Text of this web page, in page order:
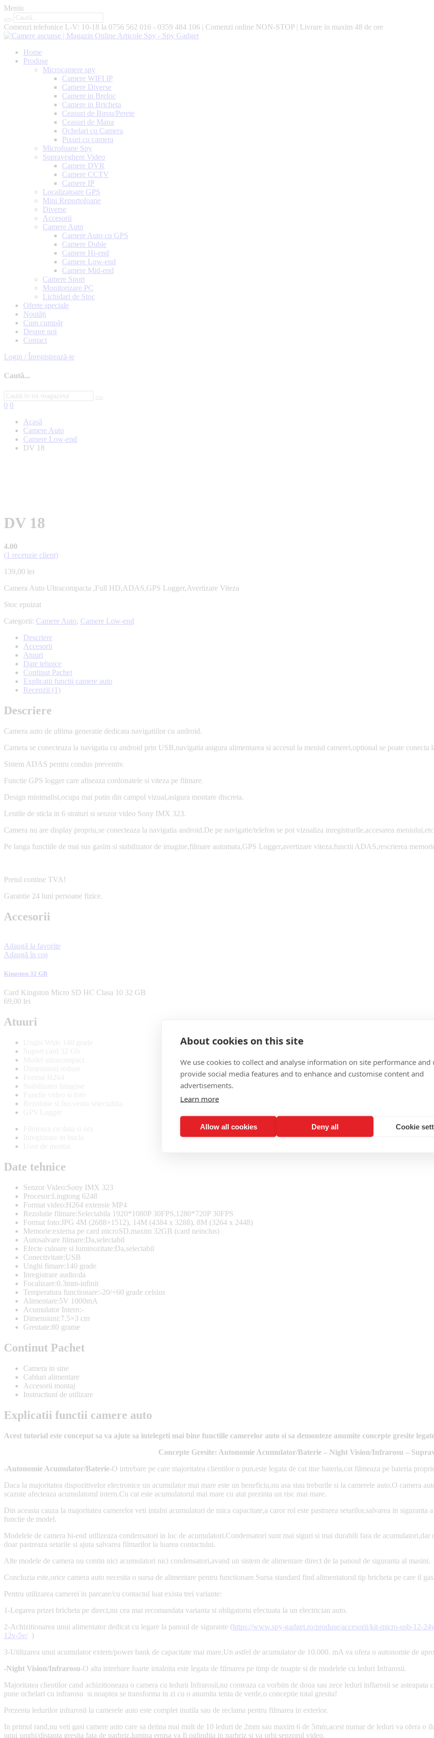
Meniu
Comenzi telefonice L-V: 10-18 la 0756 562 016 - 0359 484 106 | Comenzi online NON-STOP | Livrare in maxim 48 de ore
Home
Produse
Microcamere spy
Camere WIFI IP
Camere Diverse
Camere in Breloc
Camere in Bricheta
Ceasuri de Birou/Perete
Ceasuri de Mana
Ochelari cu Camera
Pixuri cu camera
Microfoane Spy
Supraveghere Video
Camere DVR
Camere CCTV
Camere IP
Localizatoare GPS
Mini Reportofoane
Diverse
Accesorii
Camere Auto
Camere Auto cu GPS
Camere Duble
Camere Hi-end
Camere Low-end
Camere Mid-end
Camere Sport
Monitorizare PC
Lichidari de Stoc
Oferte speciale
Noutăți
Cum cumpăr
Despre noi
Contact
Login / Înregistrează-te
Caută...
0 0
Acasă
Camere Auto
Camere Low-end
DV 18
DV 18
4.00
(1 recenzie client)
139,00 lei
Camera Auto Ultracompacta ,Full HD,ADAS,GPS Logger,Avertizare Viteza
Stoc epuizat
Categorii: Camere Auto, Camere Low-end
Descriere
Accesorii
Atuuri
Date tehnice
Continut Pachet
Explicatii functii camere auto
Recenzii (1)
Descriere
Camera auto de ultima generatie dedicata navigatiilor cu android.
Camera se conecteaza la navigatia cu android prin USB,navigatia asigura alimentarea si accesul la meniul camerei,optional se poate
Sistem ADAS pentru condus preventiv.
Functie GPS logger care afiseaza cordonatele si viteza pe filmare.
Design minimalist,ocupa mai putin din campul vizual,asigura montare discreta.
Lentile de sticla in 6 straturi si senzor video Sony IMX 323.
Camera nu are display propriu,se conecteaza la navigatia android.De pe navigatie/telefon se pot vizualiza inregistrarile,accesarea
Pe langa functiile de mai sus gasim si stabilizator de imagine,filmare automata,GPS Logger,avertizare viteza,functii ADAS,rescrierea
Pretul contine TVA!
Garantie 24 luni persoane fizice.
Accesorii
Adaugă la favorite
Adaugă în coș
Kingston 32 GB
Card Kingston Micro SD HC Clasa 10 32 GB
69,00 lei
Atuuri
Date tehnice
Senzor Video:Sony IMX 323
Procesor:Lingtong 6248
Format video:H264 extensie MP4
Rezolutie filmare:Selectabila 1920*1080P 30FPS,1280*720P 30FPS
Format foto:JPG 4M (2688×1512), 14M (4384 x 3288), 8M (3264 x 2448)
Memorie:externa pe card microSD,maxim 32GB (card neinclus)
Autosalvare filmare:Da,selectabil
Efecte culoare si luminozitate:Da,selectabil
Conectivitate:USB
Unghi fimare:140 grade
Inregistrare audio:da
Focalizare:0.3mm-infinit
Temperatura functionare:-20/+60 grade celsius
Alimentare:5V 1000mA
Acumulator Intern:-
Dimensiuni:7.5×3 cm
Greutate:80 grame
Continut Pachet
Camera in sine
Cabluri alimentare
Accesorii montaj
Instructiuni de utilizare
Explicatii functii camere auto
Acest tutorial este conceput sa va ajute sa intelegeti mai bine functiile camerelor auto si sa demonteze anumite concepte gresite
Concepte Gresite: Autonomie Acumulator/Baterie – Night Vision/Infrarosu –
-Autonomie Acumulator/Baterie-O intrebare pe care majoritatea clientilor o pun,este legata de cat tine bateria,cat filmeaza pe bateria
Daca la majoritatea dispozitivelor electronice un acumulator mai mare este un beneficiu,nu asa stau treburile si la camerele auto.O camera
scazute afecteaza acumulatorul intern.Cu cat este acumulatorul mai mare cu atat prezinta un risc mai mare.
Din aceasta cauza la majoritatea camerelor veti intalni acumulatori de mica capacitate,a caror rol este pastrarea setarilor,salvarea in
functie de model.
Modelele de camera hi-end utilizeaza condensatori in loc de acumulatori.Condensatori sunt mai siguri si mai durabili fara de
doar pastreaza setarile si ajuta salvarea filmarilor la luarea contactului.
Alte modele de camera nu contin nici acumulatori nici condensatori,avand un sistem de alimentare direct de la panoul de siguranta al masini.
Concluzia este,orice camera auto necesita o sursa de alimentare pentru functionare.Sursa standard find alimentatorul tip bricheta pe care il
Pentru utilizarea camerei in parcare/cu contactul luat exista trei variante:
1-Legarea prizei bricheta pe direct,nu cea mai recomandata varianta si obligatoriu efectuata la un electrician auto.
2-Achizitionarea unui alimentator dedicat cu legare la panoul de sigurante (https://www.spy-gadget.ro/produse/accesorii/kit-micro-usb-12-
12v-5v/ )
3-Utilizarea unui acumulator extern/power bank de capacitate mai mare.Un astfel de acumulator de 10.000. mA va ofera o autonomie de
-Night Vision/Infrarosu-O alta intrebare foarte intalnita este legata de filmarea pe timp de noapte si de modelele cu leduri Infrarosii.
Majoritatea clientilor cand achizitioneaza o camera cu ledurii Infrarosii,nu conteaza ca vorbim de doua sau zece leduri inflarosii se
pune ochelari cu infrarosu si noaptea se transforma in zi cu o anumita tenta de verde,o conceptie total gresita!
Prezenta ledurilor infrarosii la camerele auto este complet inutila sau de reclama pentru filmarea in exterior.
In primul rand,nu veti gasi camere auto care sa detina mai mult de 10 leduri de 2mm sau maxim 6 de 5mm,acest numar de leduri va ofera o
unui unghi/distanta gresita fata de parbriz,lumina emisa va fi oglindita in parbriz si va orbi senzorul video.
About cookies on this site
We use cookies to collect and analyse information on site performance and
provide social media features and to enhance and customise content and
advertisements.
Learn more
Allow all cookies Deny all Cookie